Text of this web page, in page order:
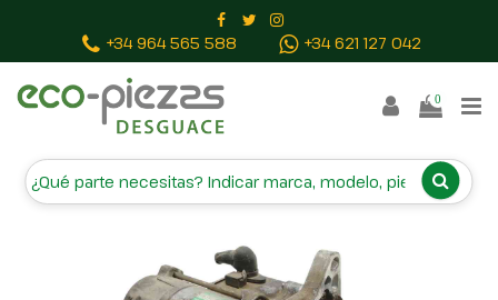
+34 964 565 588 +34 621 127 042
0
MOTOR ARRANQUE
2280004961 NAD100790